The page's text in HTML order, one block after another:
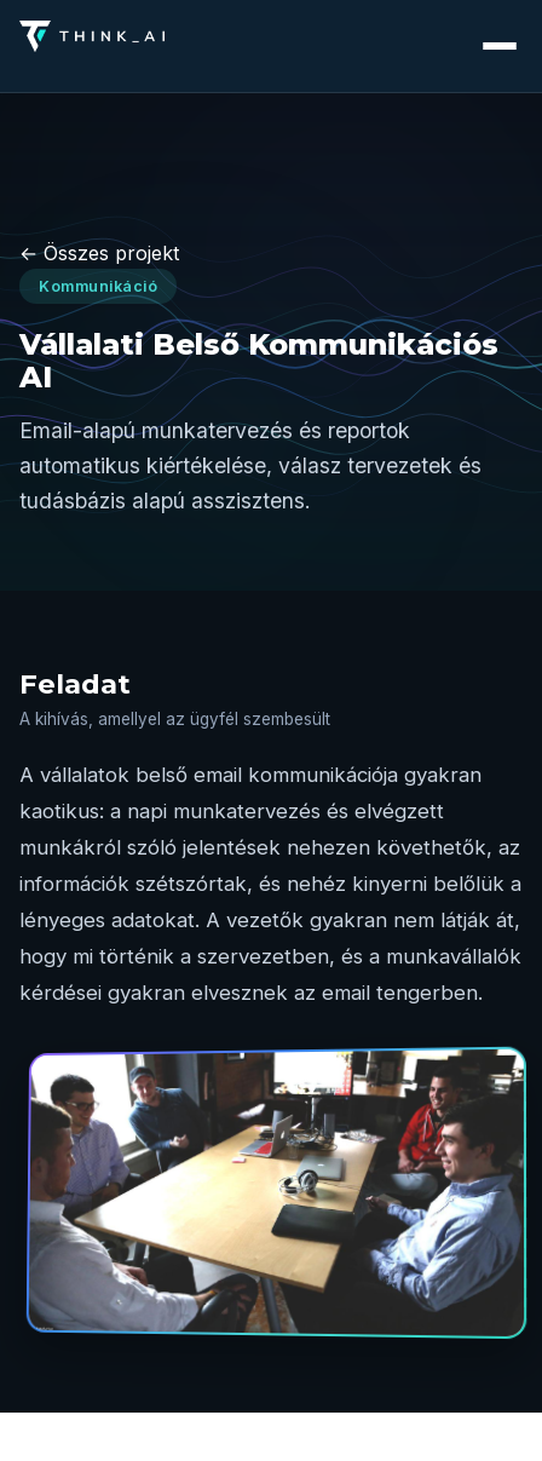
← Összes projekt
Kommunikáció
Vállalati Belső Kommunikációs
AI
Email-alapú munkatervezés és reportok
automatikus kiértékelése, válasz tervezetek és
tudásbázis alapú asszisztens.
Feladat
A kihívás, amellyel az ügyfél szembesült
A vállalatok belső email kommunikációja gyakran
kaotikus: a napi munkatervezés és elvégzett
munkákról szóló jelentések nehezen követhetők, az
információk szétszórtak, és nehéz kinyerni belőlük a
lényeges adatokat. A vezetők gyakran nem látják át,
hogy mi történik a szervezetben, és a munkavállalók
kérdései gyakran elvesznek az email tengerben.